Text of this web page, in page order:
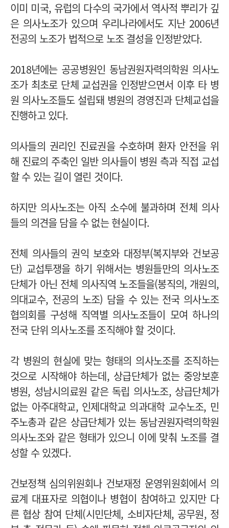
이미 미국, 유럽의 다수의 국가에서 역사적 뿌리가 깊
은 의사노조가 있으며 우리나라에서도 지난 2006년
전공의 노조가 법적으로 노조 결성을 인정받았다.
2018년에는 공공병원인 동남권원자력의학원 의사노
조가 최초로 단체 교섭권을 인정받으면서 이후 타 병
원 의사노조들도 설립돼 병원의 경영진과 단체교섭을
진행하고 있다.
의사들의 권리인 진료권을 수호하며 환자 안전을 위
해 진료의 주축인 일반 의사들이 병원 측과 직접 교섭
할 수 있는 길이 열린 것이다.
하지만 의사노조는 아직 소수에 불과하며 전체 의사
들의 의견을 담을 수 없는 현실이다.
전체 의사들의 권익 보호와 대정부(복지부와 건보공
단) 교섭투쟁을 하기 위해서는 병원들만의 의사노조
단체가 아닌 전체 의사직역 노조들을(봉직의, 개원의,
의대교수, 전공의 노조) 담을 수 있는 전국 의사노조
협의회를 구성해 직역별 의사노조들이 모여 하나의
전국 단위 의사노조를 조직해야 할 것이다.
각 병원의 현실에 맞는 형태의 의사노조를 조직하는
것으로 시작해야 하는데, 상급단체가 없는 중앙보훈
병원, 성남시의료원 같은 독립 의사노조, 상급단체가
없는 아주대학교, 인제대학교 의과대학 교수노조, 민
주노총과 같은 상급단체가 있는 동남권원자력의학원
의사노조와 같은 형태가 있으니 이에 맞춰 노조를 결
성할 수 있겠다.
건보정책 심의위원회나 건보재정 운영위원회에서 의
료계 대표자로 의협이나 병협이 참여하고 있지만 다
른 협상 참여 단체(시민단체, 소비자단체, 공무원, 정